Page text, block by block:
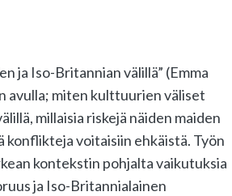
ja Iso-Britannian välillä” (Emma
avulla; miten kulttuurien väliset
millaisia riskejä näiden maiden
voitaisiin ehkäistä. Työn
kontekstin pohjalta vaikutuksia
ja Iso-Britannialainen